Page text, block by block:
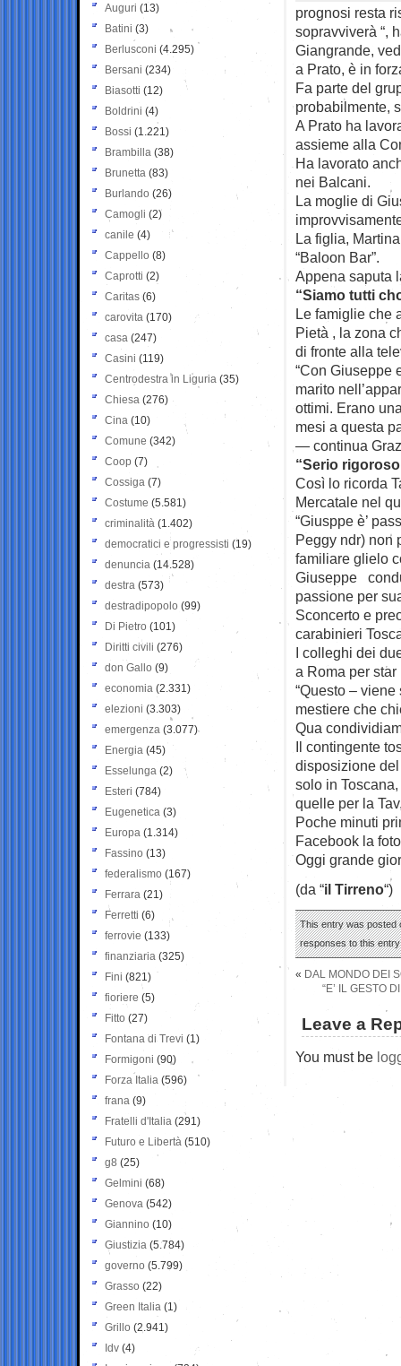
prognosi resta
sopravviverà “,
Giangrande,
a Prato, è in
Fa parte del
probabilmente,
A Prato ha
assieme alla
Ha lavorato
nei Balcani.
La moglie di
La figlia,
“Baloon Bar”.
Appena saputa
“Siamo tutti
Le famiglie che
Pietà , la zona
di fronte alla
“Con Giuseppe
marito
ottimi. Erano
mesi a questa
— continua
“Serio
Così lo ricorda
Mercatale nel
“Giusppe è’
Peggy ndr) non
familiare glielo
Giuseppe
passione per
Sconcerto e
carabinieri
I colleghi dei
a Roma per
“Questo –
mestiere che
Qua
Il contingente
disposizione
solo in
quelle per la
Poche minuti
Facebook la
Oggi grande
(da “il Tirreno“)
This entry was posted
responses to this
« DAL MONDO DEI
“E’ IL GESTO
Leave a
You must be
Auguri (13)
Batini (3)
Berlusconi (4.295)
Bersani (234)
Biasotti (12)
Boldrini (4)
Bossi (1.221)
Brambilla (38)
Brunetta (83)
Burlando (26)
Camogli (2)
canile (4)
Cappello (8)
Caprotti (2)
Caritas (6)
carovita (170)
casa (247)
Casini (119)
Centrodestra in Liguria (35)
Chiesa (276)
Cina (10)
Comune (342)
Coop (7)
Cossiga (7)
Costume (5.581)
criminalità (1.402)
democratici e progressisti (19)
denuncia (14.528)
destra (573)
destradipopolo (99)
Di Pietro (101)
Diritti civili (276)
don Gallo (9)
economia (2.331)
elezioni (3.303)
emergenza (3.077)
Energia (45)
Esselunga (2)
Esteri (784)
Eugenetica (3)
Europa (1.314)
Fassino (13)
federalismo (167)
Ferrara (21)
Ferretti (6)
ferrovie (133)
finanziaria (325)
Fini (821)
fioriere (5)
Fitto (27)
Fontana di Trevi (1)
Formigoni (90)
Forza Italia (596)
frana (9)
Fratelli d'Italia (291)
Futuro e Libertà (510)
g8 (25)
Gelmini (68)
Genova (542)
Giannino (10)
Giustizia (5.784)
governo (5.799)
Grasso (22)
Green Italia (1)
Grillo (2.941)
Idv (4)